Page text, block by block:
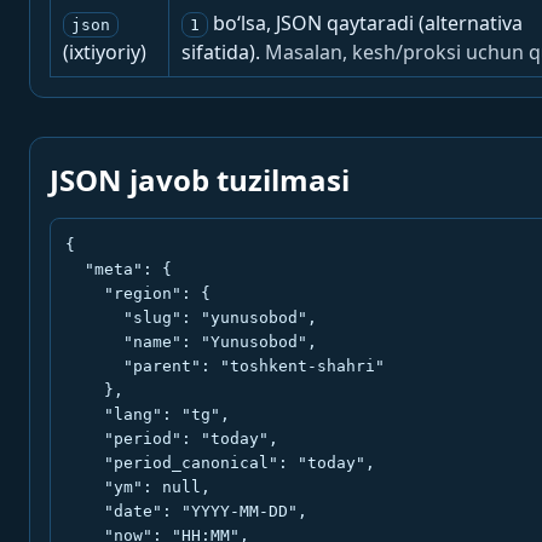
json
(ixtiyoriy)
1
bo‘lsa, JSON qaytaradi (alternativa
sifatida). Masalan, kesh/proksi uchun
JSON javob tuzilmasi
{
  "meta": {
    "region": {
      "slug": "yunusobod",
      "name": "Yunusobod",
      "parent": "toshkent-shahri"
    },
    "lang": "tg",
    "period": "today",
    "period_canonical": "today",
    "ym": null,
    "date": "YYYY-MM-DD",
    "now": "HH:MM",